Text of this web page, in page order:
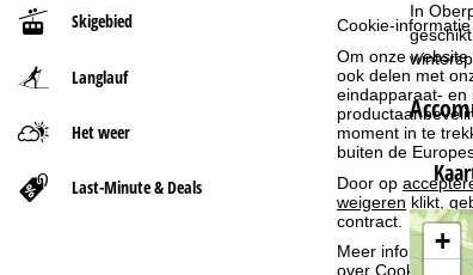
Cookie-informatie
Om onze
ook delen met
eindapparaat- en
moment in te
buiten de
Door op
weigeren klikt,
contract.
Meer informatie
over Cookie-
Skigebied
Langlauf
Het weer
Last-Minute & Deals
r
t
p
a
g
In
+